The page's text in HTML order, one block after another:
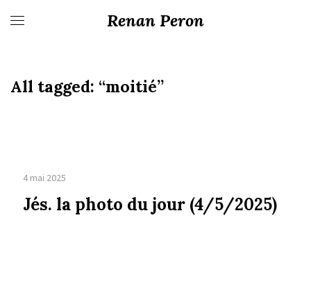
Renan Peron
All tagged: “moitié”
4 mai 2025
Jés. la photo du jour (4/5/2025)